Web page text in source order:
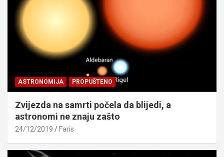
ASTRONOMIJA PROPUŠTENO
Zvijezda na samrti počela da blijedi, a
astronomi ne znaju zašto
24/12/2019 Faris